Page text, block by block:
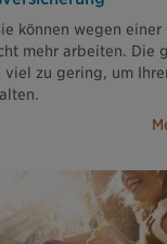
können wegen
mehr arbeiten. Die
viel zu gering, um